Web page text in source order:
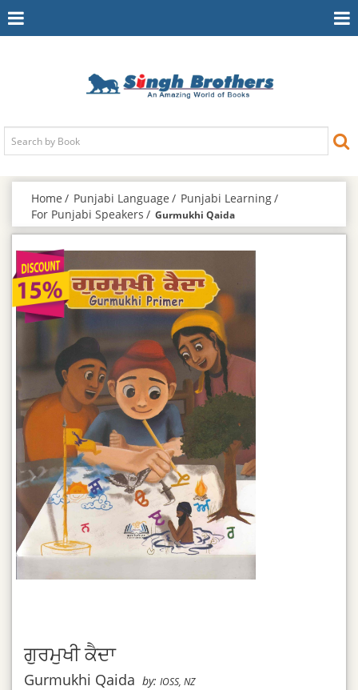
Toggle
Home Punjabi Language
Punjabi Learning
For Punjabi Speakers
Gurmukhi Qaida
ਗੁਰਮੁਖੀ ਕੈਦਾ
Gurmukhi Qaida by: IOSS, NZ